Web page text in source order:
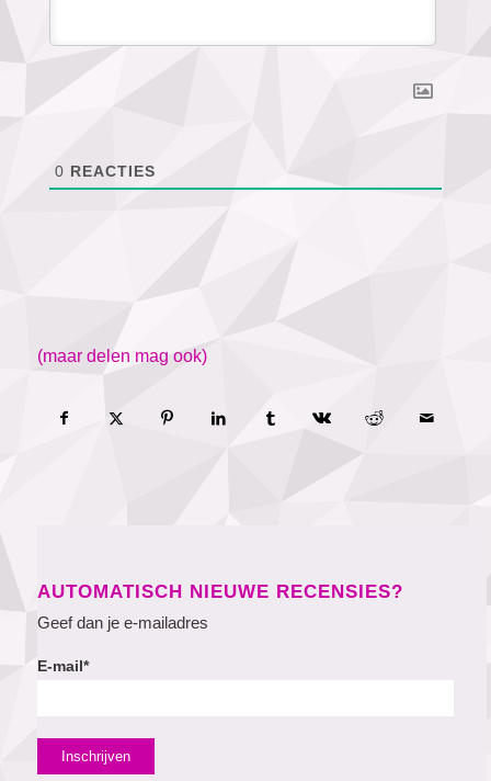
0 REACTIES
(maar delen mag ook)
AUTOMATISCH NIEUWE RECENSIES?
Geef dan je e-mailadres
E-mail*